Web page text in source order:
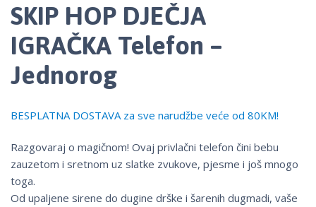
SKIP HOP DJEČJA
IGRAČKA Telefon –
Jednorog
BESPLATNA DOSTAVA za sve narudžbe veće od 80KM!
Razgovaraj o magičnom! Ovaj privlačni telefon čini bebu
zauzetom i sretnom uz slatke zvukove, pjesme i još mnogo
toga.
Od upaljene sirene do dugine drške i šarenih dugmadi, vaše